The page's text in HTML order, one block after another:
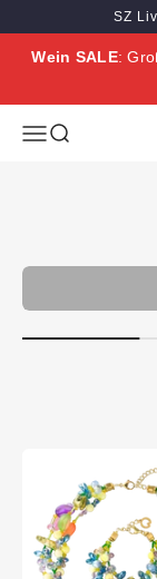
Zum Inhalt springen
Zum HauptinhaltSZ
Wein SALE:
MenüSuche